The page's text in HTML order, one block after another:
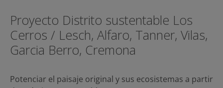
Proyecto Distrito sustentable Los
Cerros / Lesch, Alfaro, Tanner, Vilas,
Garcia Berro, Cremona
Potenciar el paisaje original y sus ecosistemas a partir